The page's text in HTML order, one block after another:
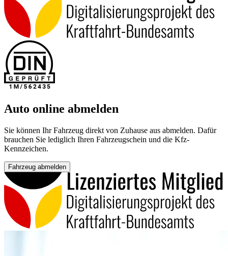
Auto online abmelden
Sie können Ihr Fahrzeug direkt von Zuhause aus abmelden. Dafür
brauchen Sie lediglich Ihren Fahrzeugschein und die Kfz-
Kennzeichen.
Fahrzeug abmelden